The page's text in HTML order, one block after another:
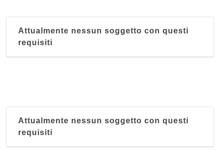
Attualmente nessun soggetto con questi
requisiti
Attualmente nessun soggetto con questi
requisiti